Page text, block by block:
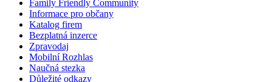
Family Friendly Community
Informace pro občany
Katalog firem
Bezplatná inzerce
Zpravodaj
Mobilní Rozhlas
Naučná stezka
Důležité odkazy